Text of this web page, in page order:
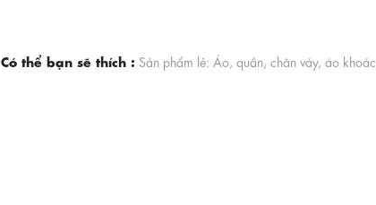
Có thể bạn sẽ thích : Sản phẩm lẻ: Áo, quần, chân váy, áo khoác